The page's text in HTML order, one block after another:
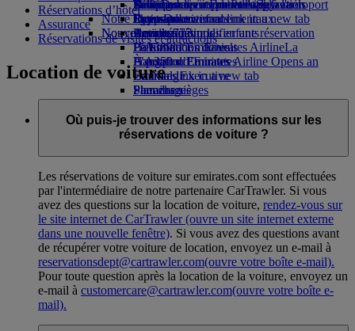
Parking à l'aéroportParking à l'aéroport
Opens an external link in a new tab
Boissons
Notre flotte
Boeing 777
L’A380 d’Emirates
L’A350 d’Emirates
Emirates Executive
Plan des sièges
Divertissements pour les enfants
Jouets pour enfants
Activités pour les enfants
Politique environnementale
Rapports environnementaux
Nos communautés
La Fondation Emirates AirlineLa
Fondation Emirates Airline Opens an
external link in a new tab
Parrainages
Nice-Dubai
Lyon-Dubai
Nouvelles destinations
Helsinki
Hangzhou
Da Nang
Shenzhen
Siem Reap
Se connecter à Emirates Skywards
Skywards+
Téléphone portable et l'application
Emirates
Annuler ou modifier une réservation
Perturbations de vols
À propos d’Emirates
Réservations d’hôtel
Assurance
Réservations de visites et attractions
Location de voiture
Où puis-je trouver des informations sur les
réservations de voiture ?
Les réservations de voiture sur emirates.com sont effectuées
par l'intermédiaire de notre partenaire CarTrawler. Si vous
avez des questions sur la location de voiture, rendez-vous sur
le site internet de CarTrawler(ouvre un site internet externe
dans une nouvelle fenêtre). Si vous avez des questions avant
de récupérer votre voiture de location, envoyez un e-mail à
reservationsdept@cartrawler.com(ouvre votre boîte e-mail).
Pour toute question après la location de la voiture, envoyez un
e-mail à customercare@cartrawler.com(ouvre votre boîte e-
mail).